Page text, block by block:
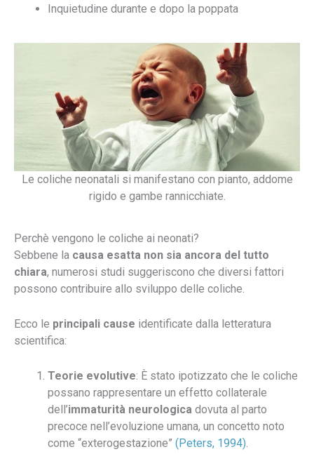
Inquietudine durante e dopo la poppata
Le coliche neonatali si manifestano con pianto, addome
rigido e gambe rannicchiate.
Perchè vengono le coliche ai neonati?
Sebbene la causa esatta non sia ancora del tutto
chiara, numerosi studi suggeriscono che diversi fattori
possono contribuire allo sviluppo delle coliche.
Ecco le principali cause identificate dalla letteratura
scientifica:
Teorie evolutive: È stato ipotizzato che le coliche
possano rappresentare un effetto collaterale
dell’immaturità neurologica dovuta al parto
precoce nell’evoluzione umana, un concetto noto
come “exterogestazione” (Peters, 1994)
Dott. la Torre Bot Assistente AI
Ciao, Sono l’assistente virtuale del dott. Alessandro la Torre.
Ti aiuto a navigare il sito e rispondo alle tue domande su